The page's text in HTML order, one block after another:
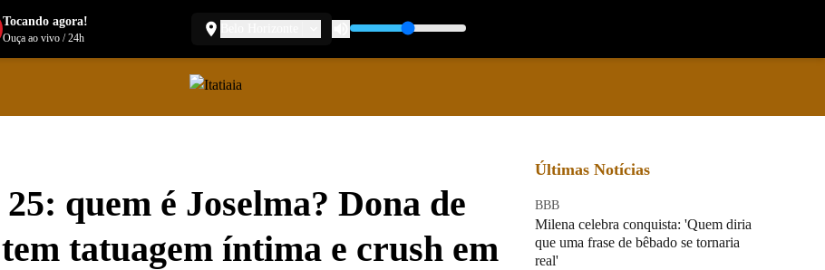
quem é Joselma? Dona de
tatuagem íntima e crush em
Últimas Notícias
BBB
Milena celebra conquista: 'Quem diria
que uma frase de bêbado se tornaria
real'
Tocando agora!
Ouça ao vivo/24h